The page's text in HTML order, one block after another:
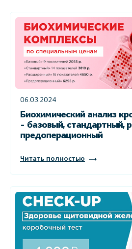
06.03.2024
Биохимический анализ
- базовый, стандартный,
предоперационный
Читать полностью